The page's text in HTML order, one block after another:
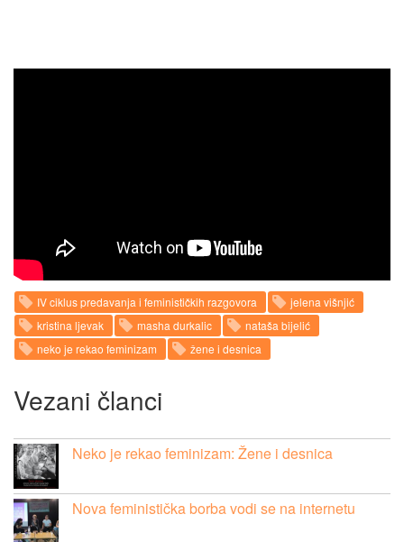
IV ciklus predavanja i feminističkih razgovora
jelena višnjić
kristina ljevak
masha durkalic
nataša bijelić
neko je rekao feminizam
žene i desnica
Vezani članci
Neko je rekao feminizam: Žene i desnica
Nova feministička borba vodi se na internetu